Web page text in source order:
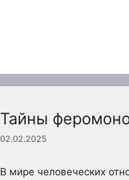
Тайны
02.02.2025
В мире человеческих